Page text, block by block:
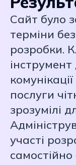
Сайт було
терміни
розробки.
послуги
зрозумілі
участі